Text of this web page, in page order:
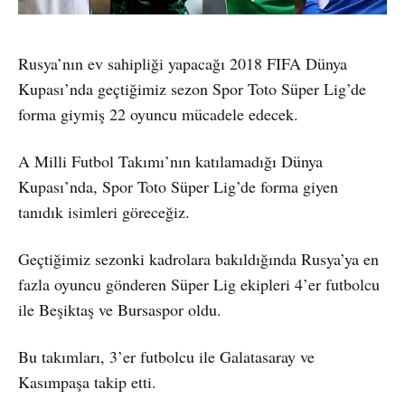
Rusya’nın ev sahipliği yapacağı 2018 FIFA Dünya
Kupası’nda geçtiğimiz sezon Spor Toto Süper Lig’de
forma giymiş 22 oyuncu mücadele edecek.
A Milli Futbol Takımı’nın katılamadığı Dünya
Kupası’nda, Spor Toto Süper Lig’de forma giyen
tanıdık isimleri göreceğiz.
Geçtiğimiz sezonki kadrolara bakıldığında Rusya’ya en
fazla oyuncu gönderen Süper Lig ekipleri 4’er futbolcu
ile Beşiktaş ve Bursaspor oldu.
Bu takımları, 3’er futbolcu ile Galatasaray ve
Kasımpaşa takip etti.